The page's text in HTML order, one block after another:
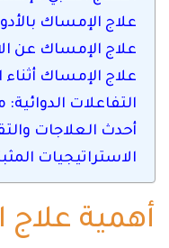
علاج الإمساك
علاج الإمساك عن
علاج الإمساك
التفاعلات
أحدث العلاجات
الاستراتيجيات
أهمية